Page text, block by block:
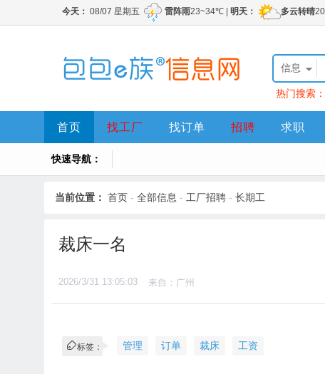
信息
热门搜索：
首页 找工厂 找订单 招聘 求职
快速导航：
当前位置： 首页 - 全部信息 - 工厂招聘 - 长期工
裁床一名
2026/3/31 13:05:03 来自：广州
标签： 管理 订单 裁床 工资